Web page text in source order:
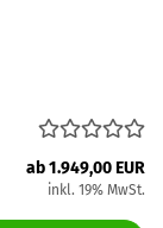
ab 1.949,00 EUR
inkl. 19% MwSt.